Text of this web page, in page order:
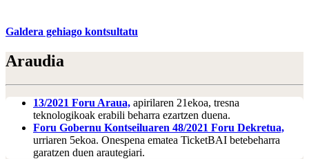
Galdera gehiago kontsultatu
Araudia
13/2021 Foru Araua, apirilaren 21ekoa, tresna
teknologikoak erabili beharra ezartzen duena.
Foru Gobernu Kontseiluaren 48/2021 Foru Dekretua,
urriaren 5ekoa. Onespena ematea TicketBAI betebeharra
garatzen duen arautegiari.